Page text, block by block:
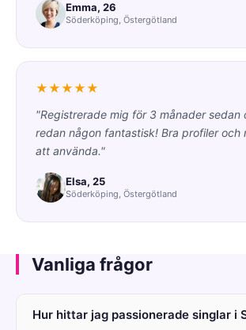
Emma, 26
Söderköping, Östergötland
★★★★★
"Registrerade mig för 3 månader sedan
redan någon fantastisk! Bra profiler och
att använda."
Elsa, 25
Söderköping, Östergötland
Vanliga frågor
Hur hittar jag passionerade singlar i